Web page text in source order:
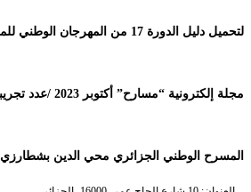
لتحميل دليل الدورة 17 من المهرجان الوطني للمسرح المحترف
مجلة إلكترونية “مسارح” أكتوبر 2023 /عدد تجريبي
المسرح الوطني الجزائري محي الدين بشطارزي